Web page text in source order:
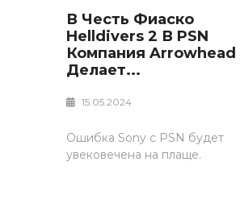
В Честь Фиаско
Helldivers 2 В PSN
Компания Arrowhead
Делает...
15.05.2024
Ошибка Sony с PSN будет
увековечена на плаще.